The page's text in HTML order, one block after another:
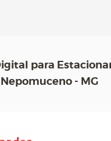
para
- MG